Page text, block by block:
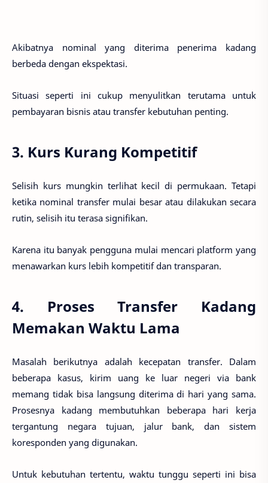
Akibatnya nominal yang diterima penerima kadang
berbeda dengan ekspektasi.
Situasi seperti ini cukup menyulitkan terutama untuk
pembayaran bisnis atau transfer kebutuhan penting.
3. Kurs Kurang Kompetitif
Selisih kurs mungkin terlihat kecil di permukaan. Tetapi
ketika nominal transfer mulai besar atau dilakukan secara
rutin, selisih itu terasa signifikan.
Karena itu banyak pengguna mulai mencari platform yang
menawarkan kurs lebih kompetitif dan transparan.
4. Proses Transfer Kadang
Memakan Waktu Lama
Masalah berikutnya adalah kecepatan transfer. Dalam
beberapa kasus, kirim uang ke luar negeri via bank
memang tidak bisa langsung diterima di hari yang sama.
Prosesnya kadang membutuhkan beberapa hari kerja
tergantung negara tujuan, jalur bank, dan sistem
koresponden yang digunakan.
Untuk kebutuhan tertentu, waktu tunggu seperti ini bisa